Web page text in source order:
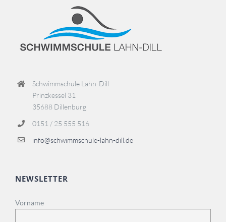
Schwimmschule Lahn-Dill
Prinzkessel 31
35688 Dillenburg
0151 / 25 555 516
info@schwimmschule-lahn-dill.de
NEWSLETTER
Vorname